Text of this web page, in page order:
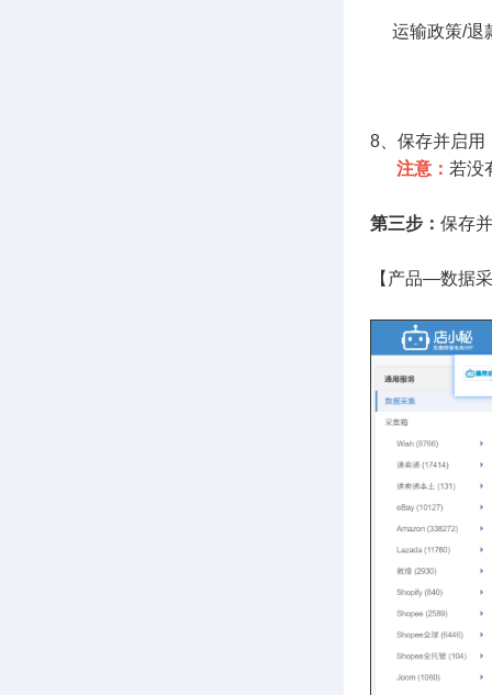
运输政策/退
8、保存并启用
注意： 若没
第三步： 保存
【产品—数据